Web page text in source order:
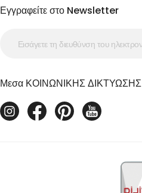
Εγγραφείτε στο Newsletter
Μεσα ΚΟΙΝΩΝΙΚΗΣ ΔΙΚΤΥΩΣΗΣ